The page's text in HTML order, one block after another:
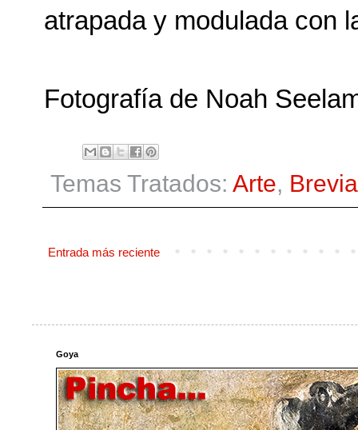
atrapada y modulada con
Fotografía de Noah
Temas Tratados: Arte,
Entrada más reciente
Goya